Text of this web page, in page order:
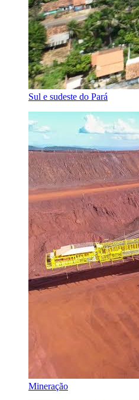
Sul e sudeste do Pará
Mineração